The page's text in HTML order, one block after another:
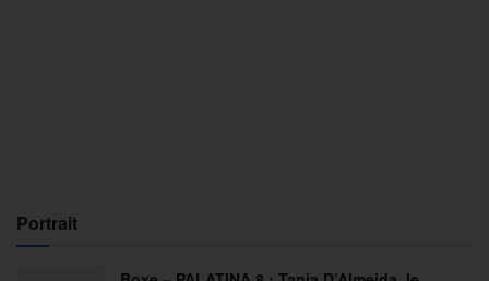
Portrait